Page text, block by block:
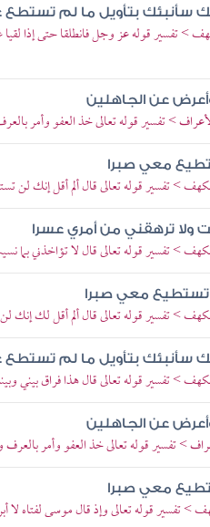
سأنبئك بتأويل ما لم تستطع
> تفسير قوله عز وجل فانطلقا حتى إذا لقيا
عن الجاهلين
> تفسير قوله تعالى خذ العفو وأمر
معي صبرا
> تفسير قوله تعالى قال ألم أقل إنك لن
ولا ترهقني من أمري عسرا
> تفسير قوله تعالى قال لا تؤاخذني بما
تستطيع معي صبرا
> تفسير قوله تعالى قال ألم أقل لك إنك
سأنبئك بتأويل ما لم تستطع
> تفسير قوله تعالى قال هذا فراق بيني
عن الجاهلين
> تفسير قوله تعالى خذ العفو وأمر
معي صبرا
تفسير قوله تعالى وإذ قال موسى لفتاه لا